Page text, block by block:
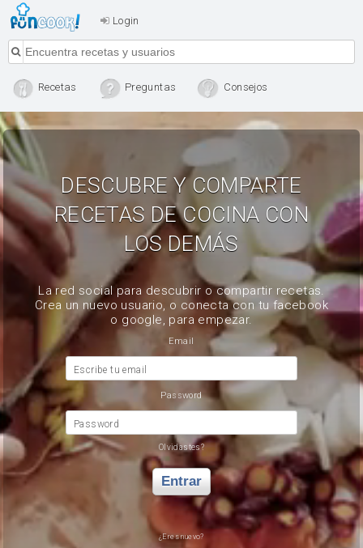
Login
Recetas Preguntas Consejos
DESCUBRE Y COMPARTE
RECETAS DE COCINA CON
LOS DEMÁS
La red social para descubrir o compartir recetas.
Crea un nuevo usuario, o conecta con tu facebook
o google, para empezar.
Email
Escribe tu email
Password
Password
Olvidastes?
Entrar
¿Eres nuevo?